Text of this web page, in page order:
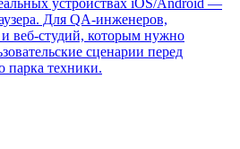
устройствах iOS/Android —
Для QA-инженеров,
и веб-студий, которым нужно
сценарии перед
парка техники.